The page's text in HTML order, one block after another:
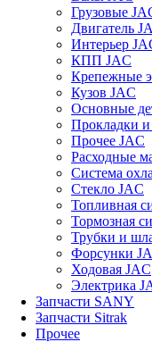
Грузовые
Двигатель
Интерьер
КПП JAC
Крепежные
Кузов JAC
Основные
Прокладки
Прочее JAC
Расходные
Система
Стекло JAC
Топливная
Тормозная
Трубки и
Форсунки
Ходовая JAC
Электрика
Запчасти SANY
Запчасти Sitrak
Прочее